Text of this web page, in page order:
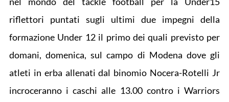
riflettori puntati sugli ultimi due impegni della
formazione Under 12 il primo dei quali previsto per
domani, domenica, sul campo di Modena dove gli
atleti in erba allenati dal binomio Nocera-Rotelli Jr
incroceranno i caschi alle 13.00 contro i Warriors